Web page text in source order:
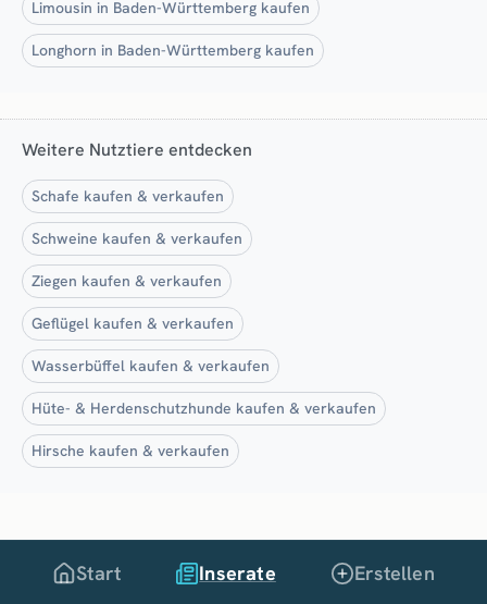
Limousin in Baden-Württemberg kaufen
Longhorn in Baden-Württemberg kaufen
Weitere Nutztiere entdecken
Schafe kaufen & verkaufen
Schweine kaufen & verkaufen
Ziegen kaufen & verkaufen
Geflügel kaufen & verkaufen
Wasserbüffel kaufen & verkaufen
Hüte- & Herdenschutzhunde kaufen & verkaufen
Hirsche kaufen & verkaufen
Start Inserate Erstellen